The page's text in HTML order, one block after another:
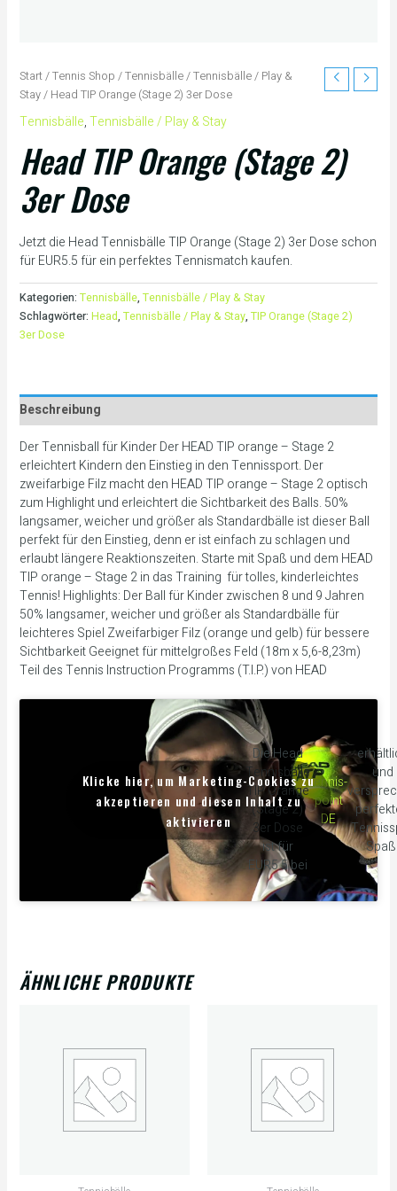
Start/Tennis Shop /Tennisbälle/Tennisbälle / Play &
Stay/ Head TIP Orange (Stage 2) 3er Dose
Tennisbälle,Tennisbälle / Play & Stay
Head TIP Orange (Stage 2)
3er Dose
Jetzt die Head Tennisbälle TIP Orange (Stage 2) 3er Dose schon
für EUR5.5 für ein perfektes Tennismatch kaufen.
Kategorien: Tennisbälle, Tennisbälle / Play & Stay
Schlagwörter: Head, Tennisbälle / Play & Stay, TIP Orange (Stage 2)
3er Dose
Beschreibung
Der Tennisball für Kinder Der HEAD TIP orange – Stage 2
erleichtert Kindern den Einstieg in den Tennissport. Der
zweifarbige Filz macht den HEAD TIP orange – Stage 2 optisch
zum Highlight und erleichtert die Sichtbarkeit des Balls. 50%
langsamer, weicher und größer als Standardbälle ist dieser Ball
perfekt für den Einstieg, denn er ist einfach zu schlagen und
erlaubt längere Reaktionszeiten. Starte mit Spaß und dem HEAD
TIP orange – Stage 2 in das Training  für tolles, kinderleichtes
Tennis! Highlights: Der Ball für Kinder zwischen 8 und 9 Jahren
50% langsamer, weicher und größer als Standardbälle für
leichteres Spiel Zweifarbiger Filz (orange und gelb) für bessere
Sichtbarkeit Geeignet für mittelgroßes Feld (18m x 5,6-8,23m)
Teil des Tennis Instruction Programms (T.I.P.) von HEAD
Die Head
Tennisbälle
TIP Orange
(Stage 2)
3er Dose
ist für
EUR5.5 bei
tennis-
point
DE
und
Klicke hier, um Marketing-Cookies zu
akzeptieren und diesen Inhalt zu
aktivieren
ÄHNLICHE PRODUKTE